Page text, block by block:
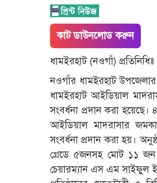
কাট ডাউনলোড করুন
ধামইরহাট (নওগাঁ) প্রতিনিধিঃ
নওগাঁর ধামইরহাট উপজেলার
ধামইরহাট আইডিয়াল
সংবর্ধনা প্রদান করা
আইডিয়াল মাদরাসার
সংবর্ধনা প্রদান করা হয়।
গ্রেডে ৫জনসহ মোট ১১ জন
চেয়ারম্যান এস এম সাইফুল